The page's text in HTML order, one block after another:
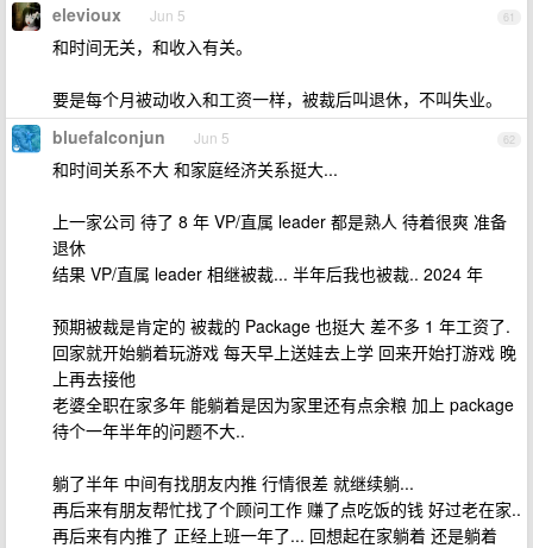
61
elevioux Jun 5
和时间无关，和收入有关。
要是每个月被动收入和工资一样，被裁后叫退休，不叫失业。
62
bluefalconjun Jun 5
和时间关系不大 和家庭经济关系挺大...
上一家公司 待了 8 年 VP/直属 leader 都是熟人 待着很爽 准备
退休
结果 VP/直属 leader 相继被裁... 半年后我也被裁.. 2024 年
预期被裁是肯定的 被裁的 Package 也挺大 差不多 1 年工资了.
回家就开始躺着玩游戏 每天早上送娃去上学 回来开始打游戏 晚
上再去接他
老婆全职在家多年 能躺着是因为家里还有点余粮 加上 package
待个一年半年的问题不大..
躺了半年 中间有找朋友内推 行情很差 就继续躺...
再后来有朋友帮忙找了个顾问工作 赚了点吃饭的钱 好过老在家..
再后来有内推了 正经上班一年了... 回想起在家躺着 还是躺着